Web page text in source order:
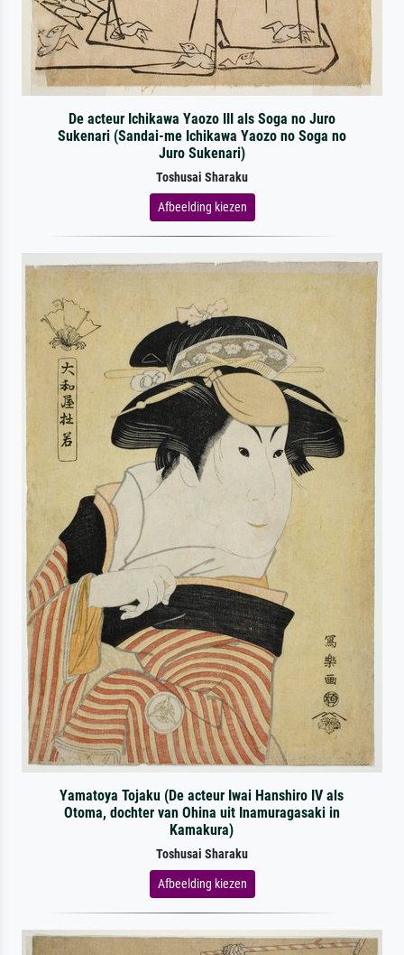
De acteur Ichikawa Yaozo III als Soga no Juro
Sukenari (Sandai-me Ichikawa Yaozo no Soga no
Juro Sukenari)
Toshusai Sharaku
Afbeelding kiezen
Yamatoya Tojaku (De acteur Iwai Hanshiro IV als
Otoma, dochter van Ohina uit Inamuragasaki in
Kamakura)
Toshusai Sharaku
Afbeelding kiezen